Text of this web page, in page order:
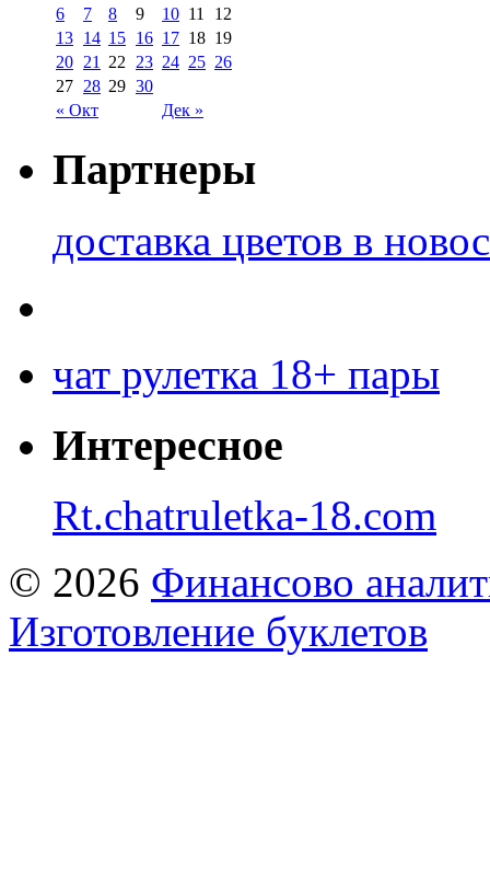
« Окт Дек »
6
7 8 9 10 11
12
13 14 15 16 17 18 19
20 21 22 23 24 25 26
27 28 29 30
Партнеры
доставка цветов в
чат рулетка 18+ пары
Интересное
Rt.chatruletka-18.com
© 2026 Финансово
Изготовление буклетов